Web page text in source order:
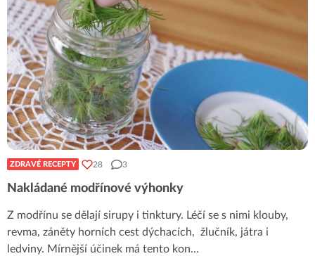
ZDRAVÉ RECEPTY 28 3
Nakládané modřínové výhonky
Z modřínu se dělají sirupy i tinktury. Léčí se s nimi klouby,
revma, záněty horních cest dýchacích, žlučník, játra i
ledviny. Mírnější účinek má tento kon...